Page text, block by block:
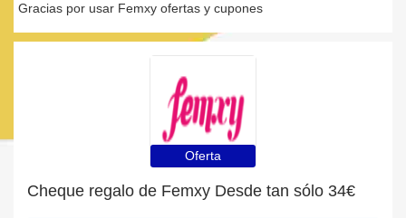
Gracias por usar Femxy ofertas y cupones
Oferta
Cheque regalo de Femxy Desde tan sólo 34€